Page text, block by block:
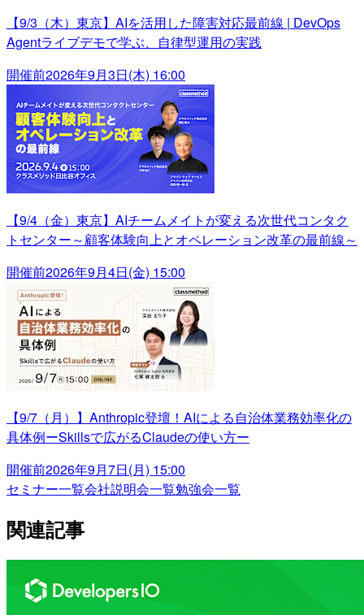
【9/3（木）東京】AIを活用した障害対応最前線 | DevOps
Agentライブデモで学ぶ、自律型運用の実践
開催前2026年9月3日(木) 16:00
【9/4（金）東京】AIチームメイトが変える次世代コンタク
トセンター～顧客体験向上とオペレーション改革の最前線～
開催前2026年9月4日(金) 15:00
【9/7（月）】Anthropic登壇！AIによる自治体業務効率化の
具体例ーSkillsで広がるClaudeの使い方ー
開催前2026年9月7日(月) 15:00
セミナー一覧会社説明会一覧勉強会一覧
関連記事